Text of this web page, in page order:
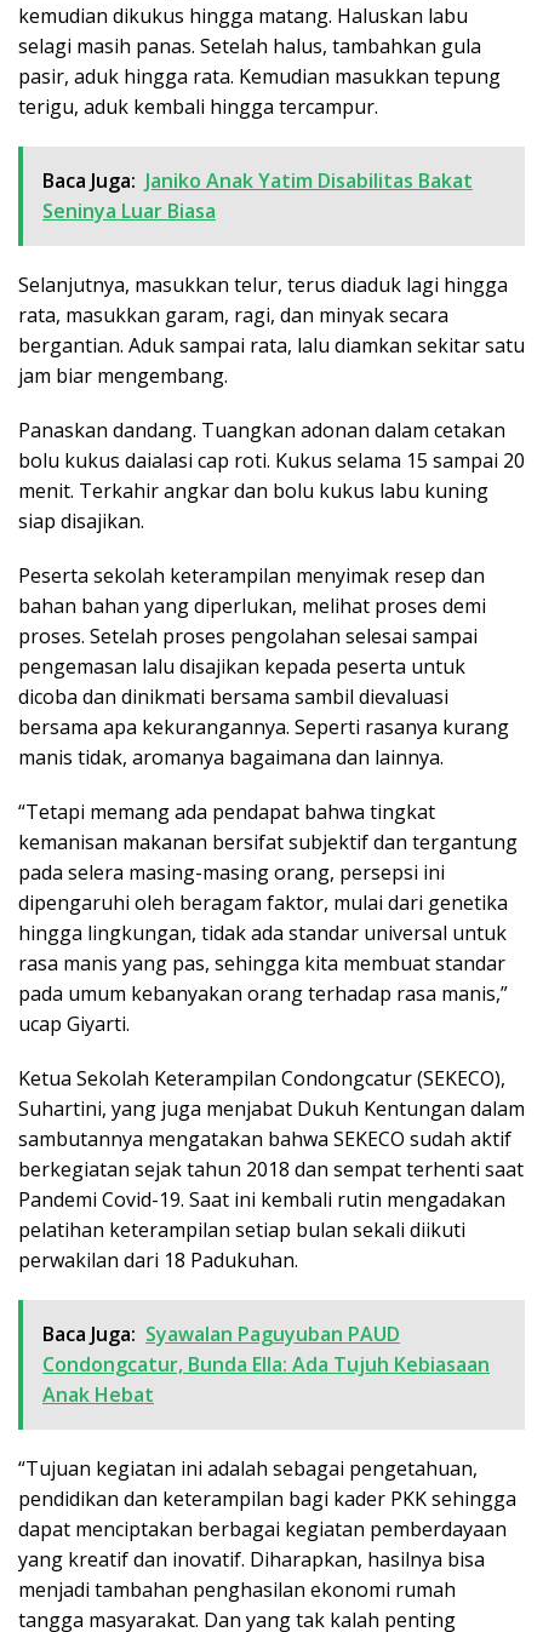
kemudian dikukus hingga matang. Haluskan labu
selagi masih panas. Setelah halus, tambahkan gula
pasir, aduk hingga rata. Kemudian masukkan tepung
terigu, aduk kembali hingga tercampur.
Baca Juga: Janiko Anak Yatim Disabilitas Bakat
Seninya Luar Biasa
Selanjutnya, masukkan telur, terus diaduk lagi hingga
rata, masukkan garam, ragi, dan minyak secara
bergantian. Aduk sampai rata, lalu diamkan sekitar satu
jam biar mengembang.
Panaskan dandang. Tuangkan adonan dalam cetakan
bolu kukus daialasi cap roti. Kukus selama 15 sampai 20
menit. Terkahir angkar dan bolu kukus labu kuning
siap disajikan.
Peserta sekolah keterampilan menyimak resep dan
bahan bahan yang diperlukan, melihat proses demi
proses. Setelah proses pengolahan selesai sampai
pengemasan lalu disajikan kepada peserta untuk
dicoba dan dinikmati bersama sambil dievaluasi
bersama apa kekurangannya. Seperti rasanya kurang
manis tidak, aromanya bagaimana dan lainnya.
“Tetapi memang ada pendapat bahwa tingkat
kemanisan makanan bersifat subjektif dan tergantung
pada selera masing-masing orang, persepsi ini
dipengaruhi oleh beragam faktor, mulai dari genetika
hingga lingkungan, tidak ada standar universal untuk
rasa manis yang pas, sehingga kita membuat standar
pada umum kebanyakan orang terhadap rasa manis,”
ucap Giyarti.
Ketua Sekolah Keterampilan Condongcatur (SEKECO),
Suhartini, yang juga menjabat Dukuh Kentungan dalam
sambutannya mengatakan bahwa SEKECO sudah aktif
berkegiatan sejak tahun 2018 dan sempat terhenti saat
Pandemi Covid-19. Saat ini kembali rutin mengadakan
pelatihan keterampilan setiap bulan sekali diikuti
perwakilan dari 18 Padukuhan.
Baca Juga: Syawalan Paguyuban PAUD
Condongcatur, Bunda Ella: Ada Tujuh Kebiasaan
Anak Hebat
“Tujuan kegiatan ini adalah sebagai pengetahuan,
pendidikan dan keterampilan bagi kader PKK sehingga
dapat menciptakan berbagai kegiatan pemberdayaan
yang kreatif dan inovatif. Diharapkan, hasilnya bisa
menjadi tambahan penghasilan ekonomi rumah
tangga masyarakat. Dan yang tak kalah penting